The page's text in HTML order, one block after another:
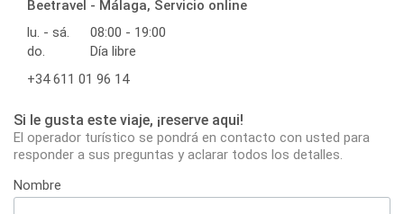
Beetravel - Málaga, Servicio online
lu. - sá.
08:00 - 19:00
do.
Día libre
+34 611 01 96 14
Si le gusta este viaje, ¡reserve aqui!
El operador turístico se pondrá en contacto con usted para
responder a sus preguntas y aclarar todos los detalles.
Nombre